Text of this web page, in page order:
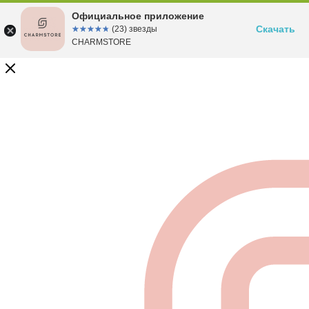
Официальное приложение
☆☆☆☆☆
★★★★★ (23) звезды
CHARMSTORE
Скачать